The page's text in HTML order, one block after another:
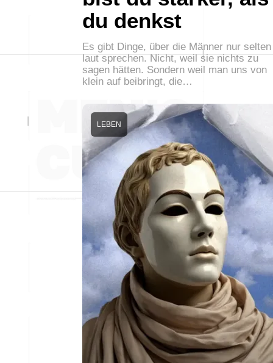
du denkst
Es gibt Dinge, über die Männer nur selten
laut sprechen. Nicht, weil sie nichts zu
sagen hätten. Sondern weil man uns von
klein auf beibringt, die…
LEBEN